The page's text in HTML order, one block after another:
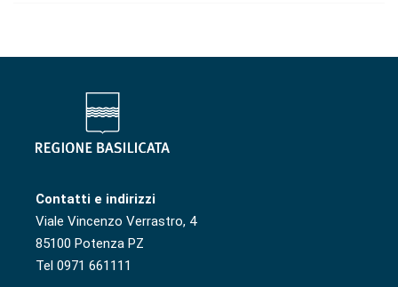
Contatti e indirizzi
Viale Vincenzo Verrastro, 4
85100 Potenza PZ
Tel 0971 661111